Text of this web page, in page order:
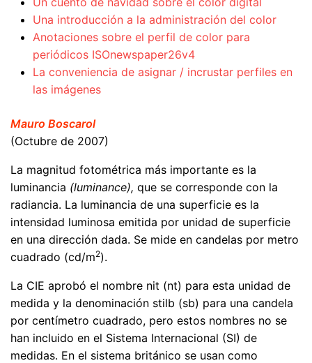
Una introducción a la administración del color
Anotaciones sobre el perfil de color para
periódicos ISOnewspaper26v4
La conveniencia de asignar / incrustar perfiles en
las imágenes
Mauro Boscarol
(Octubre de 2007)
La magnitud fotométrica más importante es la
luminancia (luminance), que se corresponde con la
radiancia. La luminancia de una superficie es la
intensidad luminosa emitida por unidad de superficie
en una dirección dada. Se mide en candelas por metro
cuadrado (cd/m2).
La CIE aprobó el nombre nit (nt) para esta unidad de
medida y la denominación stilb (sb) para una candela
por centímetro cuadrado, pero estos nombres no se
han incluido en el Sistema Internacional (SI) de
medidas. En el sistema británico se usan como